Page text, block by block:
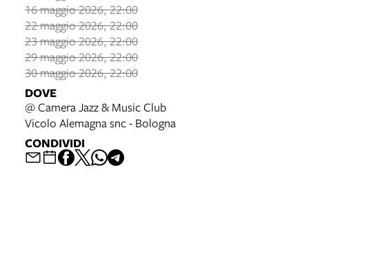
16 maggio 2026, 22:00
22 maggio 2026, 22:00
23 maggio 2026, 22:00
29 maggio 2026, 22:00
30 maggio 2026, 22:00
DOVE
@ Camera Jazz & Music Club
Vicolo Alemagna snc - Bologna
CONDIVIDI